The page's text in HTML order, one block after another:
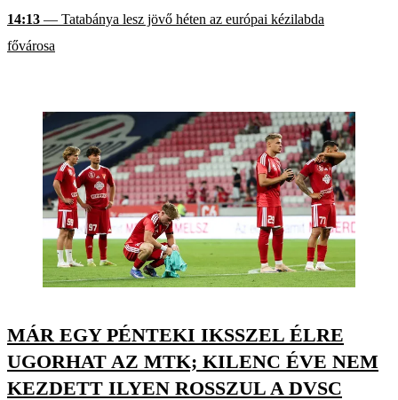
14:13 — Tatabánya lesz jövő héten az európai kézilabda
fővárosa
MÁR EGY PÉNTEKI IKSSZEL ÉLRE
UGORHAT AZ MTK; KILENC ÉVE NEM
KEZDETT ILYEN ROSSZUL A DVSC